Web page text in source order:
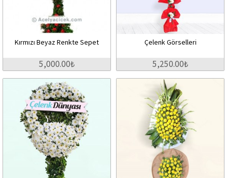
Kırmızı Beyaz Renkte Sepet
5,000.00₺
Çelenk Görselleri
5,250.00₺